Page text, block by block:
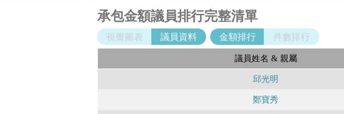
承包金額議員排行完整清單
視覺圖表 議員資料 金額排行 件數排行
議員姓名 & 親屬
邱光明
鄭寶秀